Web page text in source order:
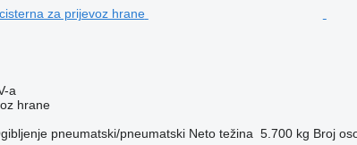
a
hrane
pneumatski/pneumatski Neto težina 5.700 kg Broj